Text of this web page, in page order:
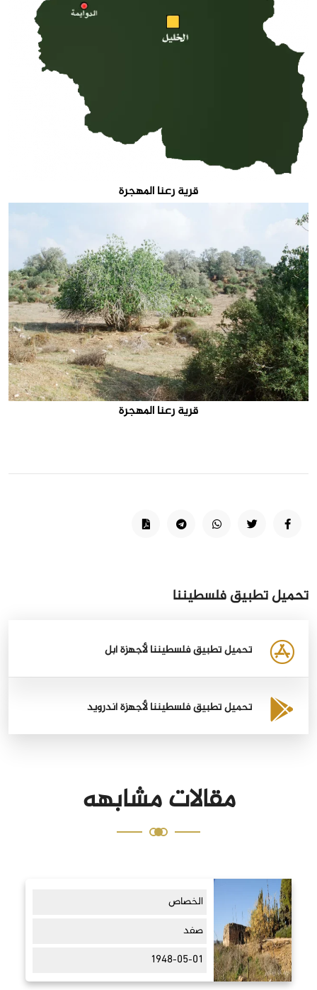
قرية رعنا المهجرة
قرية رعنا المهجرة
تحميل تطبيق فلسطيننا
تحميل تطبيق فلسطيننا لأجهزة أبل
تحميل تطبيق فلسطيننا لأجهزة أندرويد
مقالات مشابهه
الخصاص
صفد
1948-05-01